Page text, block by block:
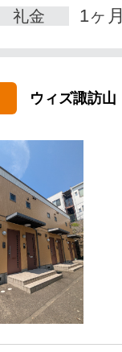
礼金 1ヶ月
ウィズ諏訪山